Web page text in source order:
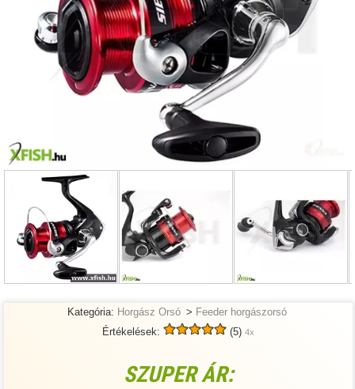
Kategória: Horgász Orsó > Feeder horgászorsó
Értékelések:
(5) 4x
SZUPER ÁR: